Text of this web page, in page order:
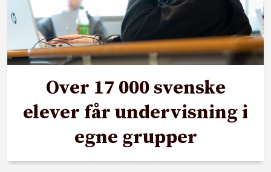
Over 17 000 svenske
elever får undervisning i
egne grupper